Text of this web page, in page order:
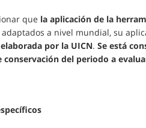
que la aplicación de la
a nivel mundial, su
por la UICN. Se está
conservación del periodo a